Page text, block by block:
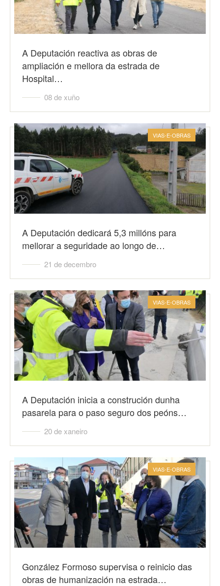
A Deputación reactiva as obras de
ampliación e mellora da estrada de
Hospital…
08 de xuño
VIAS-E-OBRAS
A Deputación dedicará 5,3 millóns para
mellorar a seguridade ao longo de…
21 de decembro
VIAS-E-OBRAS
A Deputación inicia a construción dunha
pasarela para o paso seguro dos peóns…
20 de xaneiro
VIAS-E-OBRAS
González Formoso supervisa o reinicio das
obras de humanización na estrada…